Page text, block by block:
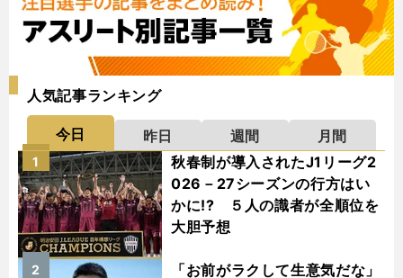
人気記事ランキング
今日 昨日 週間
月間
秋春制が導入されたJ1リーグ2
026－27シーズンの行方はい
かに!? ５人の識者が全順位を
大胆予想
1
「お前がラクして生意気だな」
2